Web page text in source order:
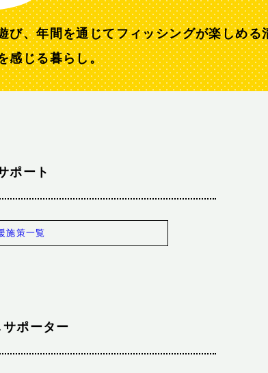
、年間を通じてフィッシングが楽しめる
感じる暮らし。
ポート
施策一覧
ポーター